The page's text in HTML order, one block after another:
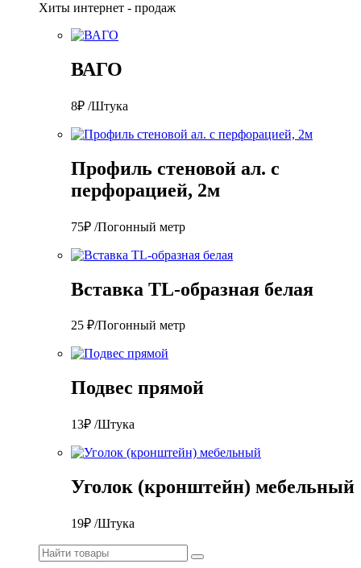
Хиты интернет - продаж
ВАГО
8₽ /Штука
Профиль стеновой ал. с
перфорацией, 2м
75₽ /Погонный метр
Вставка TL-образная белая
25 ₽/Погонный метр
Подвес прямой
13₽ /Штука
Уголок (кронштейн) мебельный
19₽ /Штука